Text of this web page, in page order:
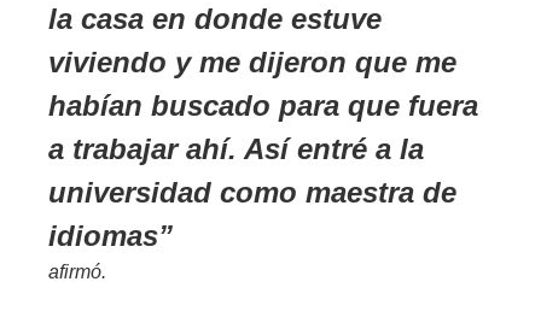
la casa en donde estuve
viviendo y me dijeron que me
habían buscado para que fuera
a trabajar ahí. Así entré a la
universidad como maestra de
idiomas
afirmó.